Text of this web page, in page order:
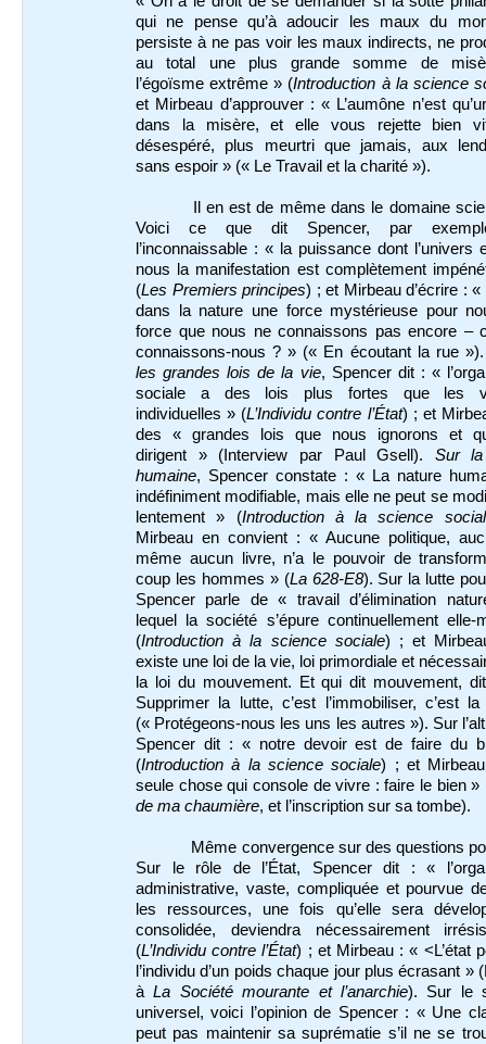
qui ne pense qu’à adoucir les maux du
persiste à ne pas voir les maux indirects, ne
au total une plus grande somme de
l’égoïsme extrême » (Introduction à la science
et Mirbeau d’approuver : « L’aumône n’est
dans la misère, et elle vous rejette bien
désespéré, plus meurtri que jamais, aux
sans espoir » (« Le Travail et la charité »).
Il en est de même dans le domaine
Voici ce que dit Spencer, par
l’inconnaissable : « la puissance dont l’univers
nous la manifestation est complètement
(Les Premiers principes) ; et Mirbeau d’écrire : «
dans la nature une force mystérieuse pour
force que nous ne connaissons pas encore –
connaissons-nous ? » (« En écoutant la rue
les grandes lois de la vie, Spencer dit : «
sociale a des lois plus fortes que les
individuelles » (L’Individu contre l’État) ; et
des « grandes lois que nous ignorons et
dirigent » (Interview par Paul Gsell). Sur
humaine, Spencer constate : « La nature
indéfiniment modifiable, mais elle ne peut se
lentement » (Introduction à la science
Mirbeau en convient : « Aucune politique,
même aucun livre, n’a le pouvoir de
coup les hommes » (La 628-E8). Sur la lutte
Spencer parle de « travail d’élimination
lequel la société s’épure continuellement elle-
(Introduction à la science sociale) ; et
existe une loi de la vie, loi primordiale et
la loi du mouvement. Et qui dit mouvement,
Supprimer la lutte, c’est l’immobiliser, c’est
(« Protégeons-nous les uns les autres »). Sur
Spencer dit : « notre devoir est de faire du
(Introduction à la science sociale) ; et
seule chose qui console de vivre : faire le bien »
de ma chaumière, et l’inscription sur sa tombe).
Même convergence sur des questions
Sur le rôle de l’État, Spencer dit : «
administrative, vaste, compliquée et pourvue
les ressources, une fois qu’elle sera
consolidée, deviendra nécessairement
(L’Individu contre l’État) ; et Mirbeau : « <L’état
l’individu d’un poids chaque jour plus écrasant »
àLa Société mourante et l’anarchie). Sur le
universel, voici l’opinion de Spencer : « Une
peut pas maintenir sa suprématie s’il ne se